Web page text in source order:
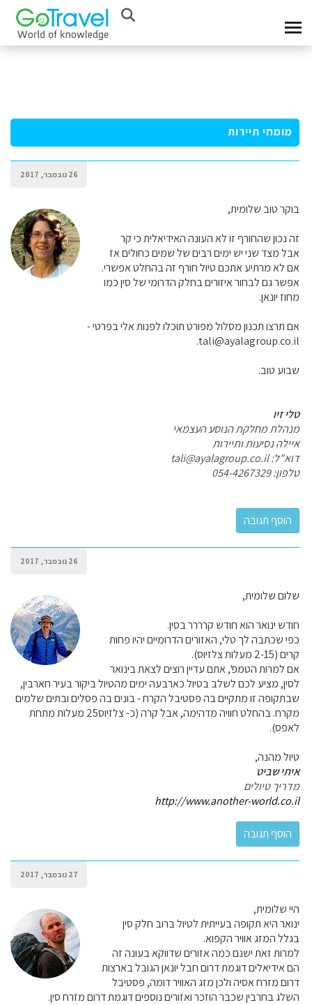
מומחי תיירות
26 נובמבר, 2017
בוקר טוב שלומית,
זה נכון שהחורף זו לא העונה האידיאלית כי קר
אבל מצד שני יש ימים רבים של שמים כחולים אז
אם לא מרתיע אתכם טיול חורף זה בהחלט אפשרי.
אפשר גם לבחור איזורים בחלק הדרומי של סין כמו
מחוז יונאן.
אם תרצו תכנון מסלול מפורט תוכלו לפנות אלי בפרטי -
tali@ayalagroup.co.il.
שבוע טוב.
טלי זיו
מנהלת מחלקת הנוסע העצמאי
איילה נסיעות ותיירות
דוא"ל: tali@ayalagroup.co.il
טלפון: 054-4267329
26 נובמבר, 2017
שלום שלומית,
חודש ינואר הוא חודש קרררר בסין.
כפי שכתבה לך טלי, האזורים הדרומיים יהיו פחות
קרים (2-15 מעלות צלזיוס).
אם למרות הטמפ', אתם עדיין רוצים לצאת בינואר
לסין, מציע לכם לשלב בטיול כארבעה ימים מהטיול ביקור בעיר חארבין,
שבתקופה זו מתקיים בה פסטיבל הקרח - בונים בה פסלים ובתים שלמים
מקרח. בהחלט חוויה מדהימה, אבל קרה (כ- צלזיוס25 מעלות מתחת
לאפס).
טיול מהנה,
איתי שביט
מדריך טיולים
http://www.another-world.co.il
27 נובמבר, 2017
היי שלומית,
ינואר היא תקופה בעייתית לטיול ברוב חלק סין
בגלל המזג אוויר הקפוא.
למרות זאת ישנם כמה אזורים שדווקא בעונה זה
הם אידיאלים דוגמת דרום חבל יונאן הגובל בארצות
דרום מזרח אסיה ולכן מזג האוויר דומה, פסטיבל
השלג בחרבין שכבר הוזכר ואזורים נוספים דוגמת דרום מזרח סין.